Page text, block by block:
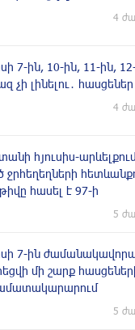
4
7-ին, 10-ին, 11-ին,
չի լինելու․ հասցեներ
4
հյուսիս-
ջրհեղեղների
հասել է 97-ի
5
7-ին
մի շարք
5